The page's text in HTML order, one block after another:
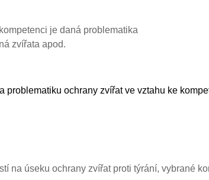
je daná problematika
zvířata apod.
ochrany zvířat ve vztahu ke
na úseku ochrany zvířat proti týrání, vybrané